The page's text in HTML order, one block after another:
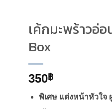
เค้กมะพร้าวอ่
Box
350฿
พิเศษ แต่งหน้าหัวใจ